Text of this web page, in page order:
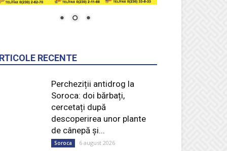
RECENTE
Percheziții antidrog la
Soroca: doi bărbați,
cercetați după
descoperirea unor plante
de cânepă și...
Soroca 6 august 2026